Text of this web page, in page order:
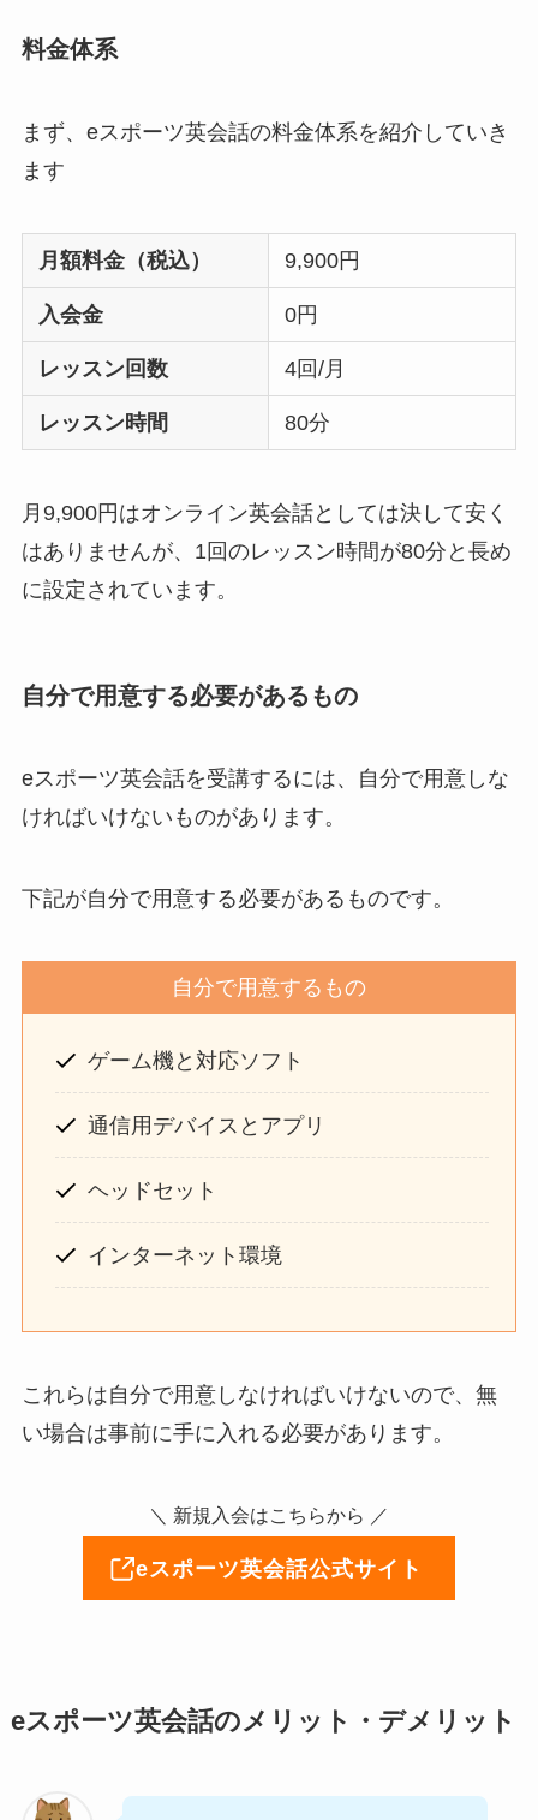
料金体系
まず、eスポーツ英会話の料金体系を紹介していき
ます
月額料金（税込） 9,900円
入会金 0円
レッスン回数 4回/月
レッスン時間 80分
月9,900円はオンライン英会話としては決して安く
はありませんが、1回のレッスン時間が80分と長め
に設定されています。
自分で用意する必要があるもの
eスポーツ英会話を受講するには、自分で用意しな
ければいけないものがあります。
下記が自分で用意する必要があるものです。
自分で用意するもの
ゲーム機と対応ソフト
通信用デバイスとアプリ
ヘッドセット
インターネット環境
これらは自分で用意しなければいけないので、無
い場合は事前に手に入れる必要があります。
＼ 新規入会はこちらから ／
eスポーツ英会話公式サイト
eスポーツ英会話のメリット・デメリット